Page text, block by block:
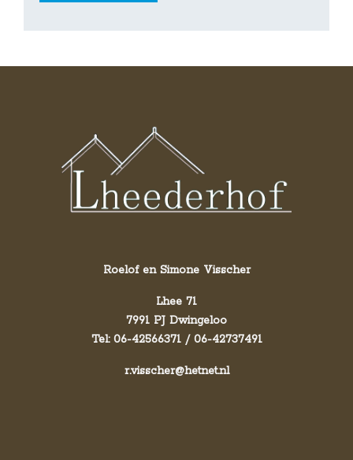
Roelof en Simone Visscher
Lhee 71
7991 PJ Dwingeloo
Tel: 06-42566371 / 06-42737491
r.visscher@hetnet.nl